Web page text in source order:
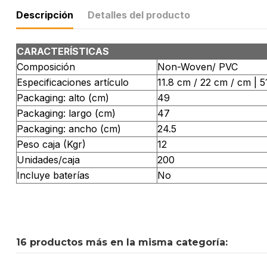
Descripción Detalles del producto
CARACTERÍSTICAS
Composición
Non-Woven/ PVC
Especificaciones artículo
11.8 cm / 22 cm / cm |
Packaging: alto (cm)
49
Packaging: largo (cm)
47
Packaging: ancho (cm)
24.5
Peso caja (Kgr)
12
Unidades/caja
200
Incluye baterías
No
16 productos más en la misma categoría: